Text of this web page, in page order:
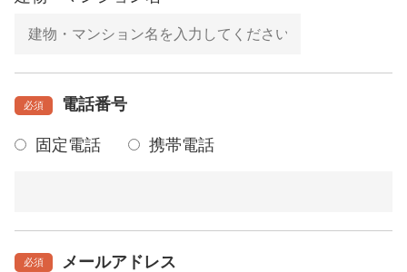
必須 電話番号
固定電話 携帯電話
必須 メールアドレス